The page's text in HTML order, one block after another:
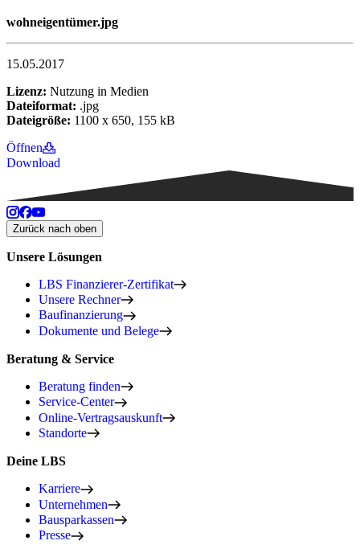
wohneigentümer.jpg
15.05.2017
Lizenz: Nutzung in Medien
Dateiformat: .jpg
Dateigröße: 1100 x 650, 155 kB
Öffnen
Download
Zurück nach oben
Unsere Lösungen
LBS Finanzierer-Zertifikat
Unsere Rechner
Baufinanzierung
Dokumente und Belege
Beratung & Service
Beratung finden
Service-Center
Online-Vertragsauskunft
Standorte
Deine LBS
Karriere
Unternehmen
Bausparkassen
Presse